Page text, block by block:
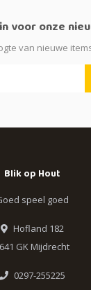
voor onze
van nieuwe
Blik op Hout
speel goed
Hofland 182
GK Mijdrecht
0297-255225